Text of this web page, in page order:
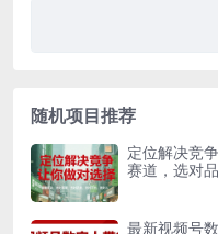
随机项目推荐
定位解决竞
赛道，选对
最新视频号